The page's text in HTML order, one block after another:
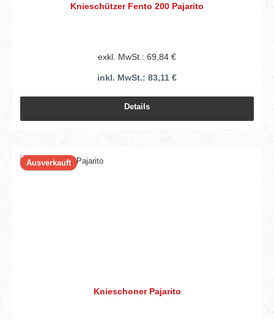
Knieschützer Fento 200 Pajarito
exkl. MwSt.: 69,84 €
inkl. MwSt.: 83,11 €
Details
Ausverkauft
Knieschoner Pajarito